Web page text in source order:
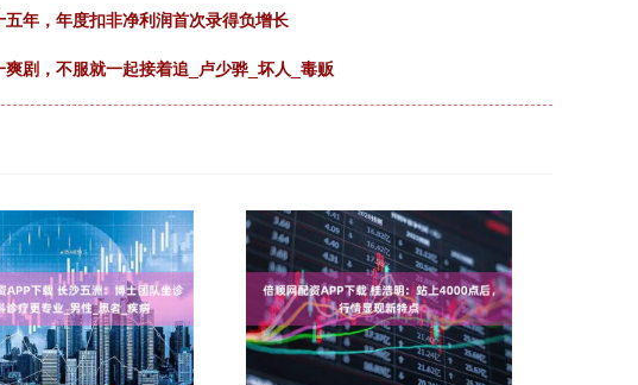
年，年度扣非净利润首次录得负增长
剧，不服就一起接着追_卢少骅_坏人_毒贩